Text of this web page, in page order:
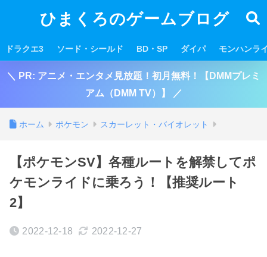
ひまくろのゲームブログ
ドラクエ3 ソード・シールド BD・SP ダイパ モンハンラ
＼ PR: アニメ・エンタメ見放題！初月無料！【DMMプレミ
アム（DMM TV）】 ／
ホーム ポケモン スカーレット・バイオレット
【ポケモンSV】各種ルートを解禁してポ
ケモンライドに乗ろう！【推奨ルート
2】
2022-12-18 2022-12-27